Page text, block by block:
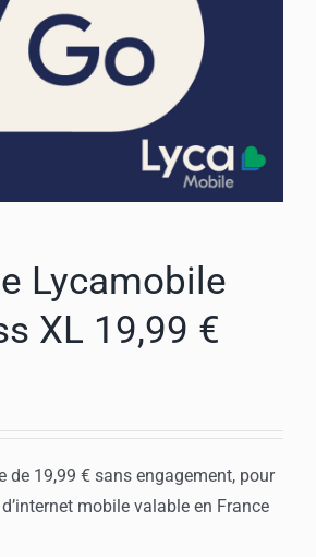
Lycamobile
XL 19,99 €
de 19,99 € sans engagement, pour
mobile valable en France